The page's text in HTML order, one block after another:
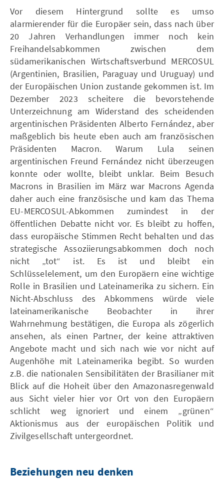
Vor diesem Hintergrund sollte es umso
alarmierender für die Europäer sein, dass nach über
20 Jahren Verhandlungen immer noch kein
Freihandelsabkommen zwischen dem
südamerikanischen Wirtschaftsverbund MERCOSUL
(Argentinien, Brasilien, Paraguay und Uruguay) und
der Europäischen Union zustande gekommen ist. Im
Dezember 2023 scheitere die bevorstehende
Unterzeichnung am Widerstand des scheidenden
argentinischen Präsidenten Alberto Fernández, aber
maßgeblich bis heute eben auch am französischen
Präsidenten Macron. Warum Lula seinen
argentinischen Freund Fernández nicht überzeugen
konnte oder wollte, bleibt unklar. Beim Besuch
Macrons in Brasilien im März war Macrons Agenda
daher auch eine französische und kam das Thema
EU-MERCOSUL-Abkommen zumindest in der
öffentlichen Debatte nicht vor. Es bleibt zu hoffen,
dass europäische Stimmen Recht behalten und das
strategische Assoziierungsabkommen doch noch
nicht „tot“ ist. Es ist und bleibt ein
Schlüsselelement, um den Europäern eine wichtige
Rolle in Brasilien und Lateinamerika zu sichern. Ein
Nicht-Abschluss des Abkommens würde viele
lateinamerikanische Beobachter in ihrer
Wahrnehmung bestätigen, die Europa als zögerlich
ansehen, als einen Partner, der keine attraktiven
Angebote macht und sich nach wie vor nicht auf
Augenhöhe mit Lateinamerika begibt. So wurden
z.B. die nationalen Sensibilitäten der Brasilianer mit
Blick auf die Hoheit über den Amazonasregenwald
aus Sicht vieler hier vor Ort von den Europäern
schlicht weg ignoriert und einem „grünen“
Aktionismus aus der europäischen Politik und
Zivilgesellschaft untergeordnet.
Beziehungen neu denken